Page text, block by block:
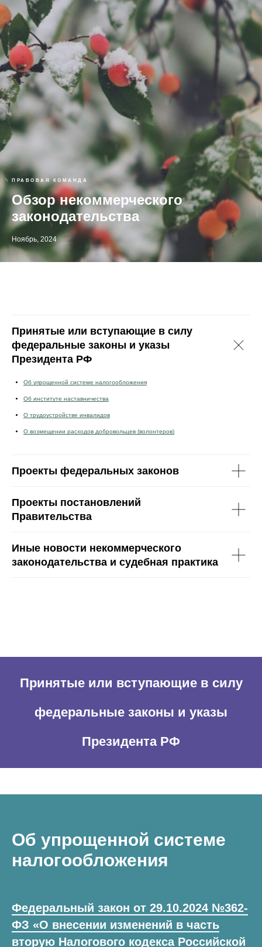
ПРАВОВАЯ КОМАНДА
Обзор некоммерческого
законодательства
Ноябрь, 2024
Принятые или вступающие в силу
федеральные законы и указы
Президента РФ
Об упрощенной системе налогообложения
Об институте наставничества
О трудоустройстве инвалидов
О возмещении расходов добровольцев (волонтеров)
Проекты федеральных законов
Проекты постановлений
Правительства
Иные новости некоммерческого
законодательства и судебная практика
Принятые или вступающие в силу
федеральные законы и указы
Президента РФ
Об упрощенной системе
налогообложения
Федеральный закон от 29.10.2024 №362-
ФЗ «О внесении изменений в часть
вторую Налогового кодекса Российской